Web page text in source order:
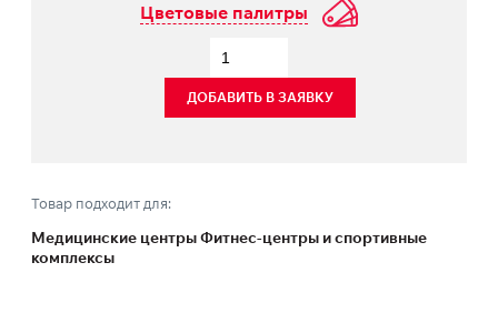
Цветовые палитры
ДОБАВИТЬ В ЗАЯВКУ
Товар подходит для:
Медицинские центры Фитнес-центры и спортивные
комплексы